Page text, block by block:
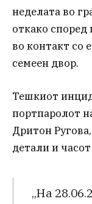
неделата во
откако
во контакт со
семеен двор.
Тешкиот
портпаролот
Дритон
детали и
„На